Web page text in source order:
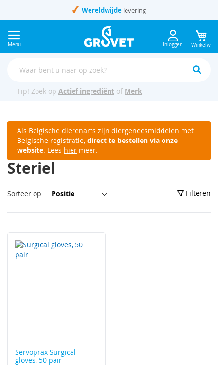
de
inhoud
Wereldwijde levering
Menu Inloggen
Tip! Zoek op Actief ingrediënt of Merk
Als Belgische dierenarts zijn diergeneesmiddelen met
Belgische registratie, direct te bestellen via onze
website. Lees hier meer.
Steriel
Sorteer op
naar
Servoprax Surgical
gloves, 50 pair
Filteren